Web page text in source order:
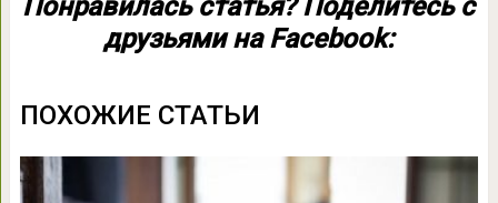
Понравилась статья? Поделитесь с
друзьями на Facebook:
ПОХОЖИЕ СТАТЬИ